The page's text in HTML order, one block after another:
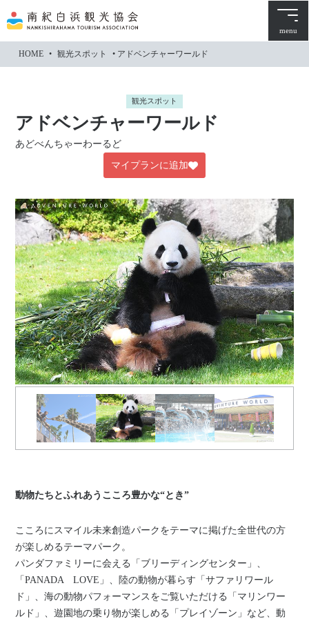
文
に
menu
HOME • 観光スポット • アドベンチャーワールド
観光スポット
アドベンチャーワールド
あどべんちゃーわーるど
マイプランに追加
動物たちとふれあうこころ豊かな“とき”
こころにスマイル未来創造パークをテーマに掲げた全世代の方
が楽しめるテーマパーク。
パンダファミリーに会える「ブリーディングセンター」、
「PANADA LOVE」、陸の動物が暮らす「サファリワール
ド」、海の動物パフォーマンスをご覧いただける「マリンワー
ルド」、遊園地の乗り物が楽しめる「プレイゾーン」など、動